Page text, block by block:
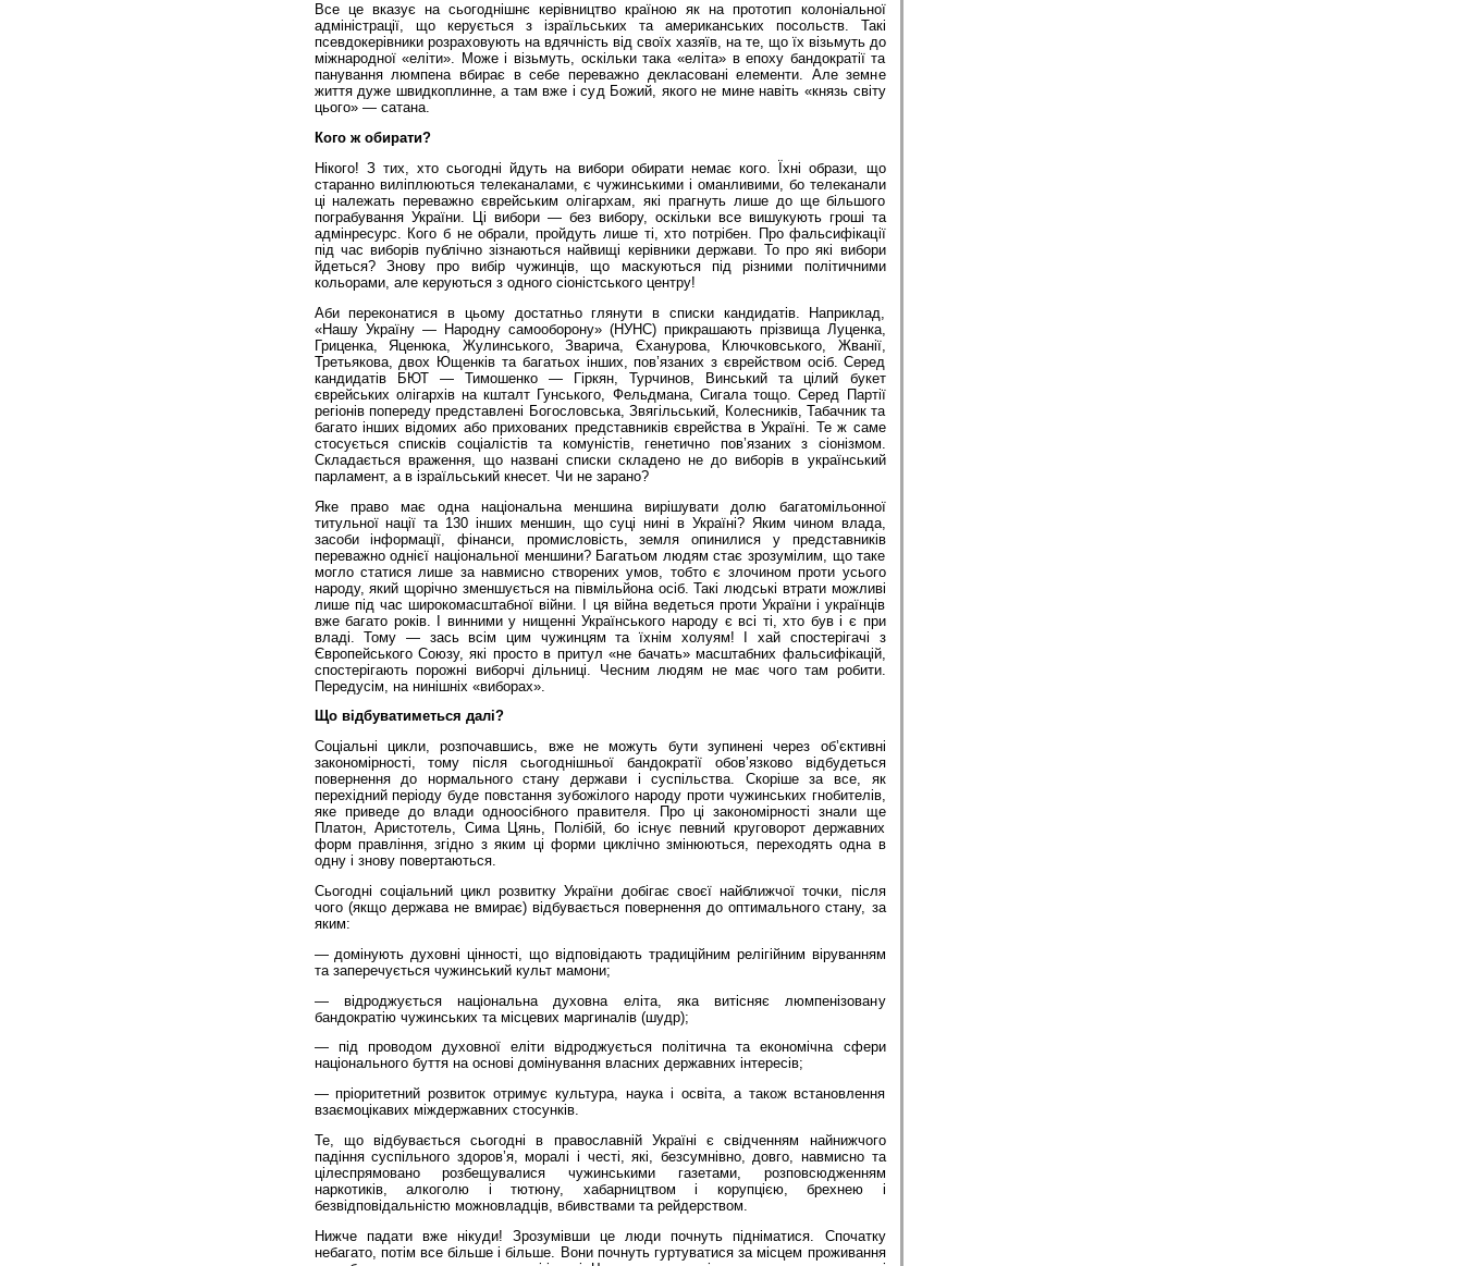
Все це вказує на сьогоднішнє керівництво країною як на прототип колоніальної
адміністрації, що керується з ізраїльських та американських посольств. Такі
псевдокерівники розраховують на вдячність від своїх хазяїв, на те, що їх візьмуть до
міжнародної «еліти». Може і візьмуть, оскільки така «еліта» в епоху бандократії та
панування люмпена вбирає в себе переважно декласовані елементи. Але земне
життя дуже швидкоплинне, а там вже і суд Божий, якого не мине навіть «князь світу
цього» — сатана.
Кого ж обирати?
Нікого! З тих, хто сьогодні йдуть на вибори обирати немає кого. Їхні образи, що
старанно виліплюються телеканалами, є чужинськими і оманливими, бо телеканали
ці належать переважно єврейським олігархам, які прагнуть лише до ще більшого
пограбування України. Ці вибори — без вибору, оскільки все вишукують гроші та
адмінресурс. Кого б не обрали, пройдуть лише ті, хто потрібен. Про фальсифікації
під час виборів публічно зізнаються найвищі керівники держави. То про які вибори
йдеться? Знову про вибір чужинців, що маскуються під різними політичними
кольорами, але керуються з одного сіоністського центру!
Аби переконатися в цьому достатньо глянути в списки кандидатів. Наприклад,
«Нашу Україну — Народну самооборону» (НУНС) прикрашають прізвища Луценка,
Гриценка, Яценюка, Жулинського, Зварича, Єханурова, Ключковського, Жванії,
Третьякова, двох Ющенків та багатьох інших, пов’язаних з єврейством осіб. Серед
кандидатів БЮТ — Тимошенко — Гіркян, Турчинов, Винський та цілий букет
єврейських олігархів на кшталт Гунського, Фельдмана, Сигала тощо. Серед Партії
регіонів попереду представлені Богословська, Звягільський, Колесників, Табачник та
багато інших відомих або прихованих представників єврейства в Україні. Те ж саме
стосується списків соціалістів та комуністів, генетично пов’язаних з сіонізмом.
Складається враження, що названі списки складено не до виборів в український
парламент, а в ізраїльський кнесет. Чи не зарано?
Яке право має одна національна меншина вирішувати долю багатомільонної
титульної нації та 130 інших меншин, що суці нині в Україні? Яким чином влада,
засоби інформації, фінанси, промисловість, земля опинилися у представників
переважно однієї національної меншини? Багатьом людям стає зрозумілим, що таке
могло статися лише за навмисно створених умов, тобто є злочином проти усього
народу, який щорічно зменшується на пів­мільйона осіб. Такі людські втрати можливі
лише під час широкомасштабної війни. І ця війна ведеться проти України і українців
вже багато років. І винними у нищенні Українського народу є всі ті, хто був і є при
владі. Тому — зась всім цим чужинцям та їхнім холуям! І хай спостерігачі з
Європейського Союзу, які просто в притул «не бачать» масштабних фальсифікацій,
спостерігають порожні виборчі дільниці. Чесним людям не має чого там робити.
Передусім, на нинішніх «виборах».
Що відбуватиметься далі?
Соціальні цикли, розпочавшись, вже не можуть бути зупинені через об’єктивні
закономір­ності, тому після сьогоднішньої бандократії обов’язково відбудеться
повернення до нормального стану держави і суспільства. Скоріше за все, як
перехідний періоду буде повстання зубожілого народу проти чужинських гнобителів,
яке приведе до влади одноосібного правителя. Про ці закономірності знали ще
Платон, Аристотель, Сима Цянь, Полібій, бо існує певний круговорот державних
форм правління, згідно з яким ці форми циклічно змінюються, переходять одна в
одну і знову повертаються.
Сьогодні соціальний цикл розвитку України добігає своєї найближчої точки, після
чого (якщо держава не вмирає) відбувається повернення до оптимального стану, за
яким:
— домінують духовні цінності, що відповідають традиційним релігійним віруванням
та заперечується чужинський культ мамони;
— відроджується національна духовна еліта, яка витісняє люмпенізовану
бандократію чужинських та місцевих маргиналів (шудр);
— під проводом духовної еліти відроджується політична та економічна сфери
національного буття на основі домінування власних державних інтересів;
— пріоритетний розвиток отримує культура, наука і освіта, а також встановлення
взаємоцікавих міждержавних стосунків.
Те, що відбувається сьогодні в православній Україні є свідченням найнижчого
падіння суспільного здоров’я, моралі і честі, які, безсумнівно, довго, навмисно та
цілеспрямовано розбещувалися чужинськими газетами, розповсюдженням
наркотиків, алкоголю і тютюну, хабарництвом і корупцією, брехнею і
безвідповідальністю можновладців, вбивствами та рейдерством.
Нижче падати вже нікуди! Зрозумівши це люди почнуть підніматися. Спочатку
небагато, потім все більше і більше. Вони почнуть гуртуватися за місцем проживання